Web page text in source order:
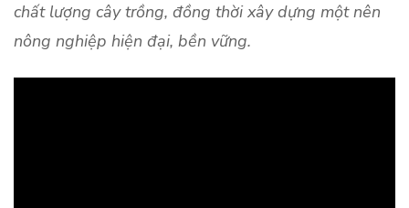
chất lượng cây trồng, đồng thời xây dựng một nên
nông nghiệp hiện đại, bền vững.